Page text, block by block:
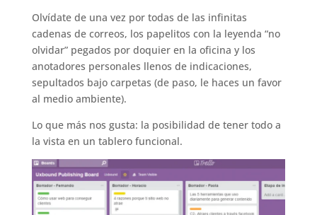
Olvídate de una vez por todas de las infinitas
cadenas de correos, los papelitos con la leyenda “no
olvidar” pegados por doquier en la oficina y los
anotadores personales llenos de indicaciones,
sepultados bajo carpetas (de paso, le haces un favor
al medio ambiente).
Lo que más nos gusta: la posibilidad de tener todo a
la vista en un tablero funcional.